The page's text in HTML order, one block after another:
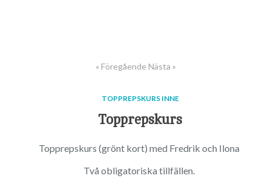
« Föregående Nästa »
TOPPREPSKURS INNE
Topprepskurs
Topprepskurs (grönt kort) med Fredrik och Ilona
Två obligatoriska tillfällen.